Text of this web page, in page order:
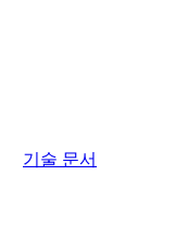
기술 문서